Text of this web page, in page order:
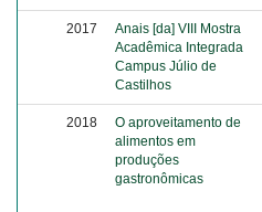
2017
Anais [da] VIII Mostra
Acadêmica Integrada
Campus Júlio de
Castilhos
2018
O aproveitamento de
alimentos em
produções
gastronômicas